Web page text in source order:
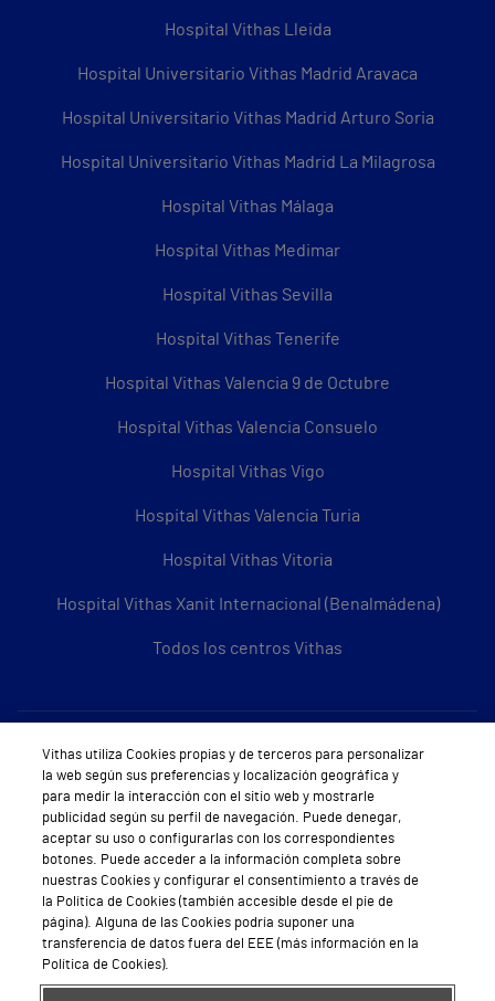
Hospital Vithas Lleida
Hospital Universitario Vithas Madrid Aravaca
Hospital Universitario Vithas Madrid Arturo Soria
Hospital Universitario Vithas Madrid La Milagrosa
Hospital Vithas Málaga
Hospital Vithas Medimar
Hospital Vithas Sevilla
Hospital Vithas Tenerife
Hospital Vithas Valencia 9 de Octubre
Hospital Vithas Valencia Consuelo
Hospital Vithas Vigo
Hospital Vithas Valencia Turia
Hospital Vithas Vitoria
Hospital Vithas Xanit Internacional (Benalmádena)
Todos los centros Vithas
Sobre Vithas
Quiénes somos
Trabajar en Vithas
Teléfono Cita Médica
Teléfono Atención al Cliente
Política de seguridad y salud en el trabajo
Vithas utiliza Cookies propias y de terceros para personalizar
la web según sus preferencias y localización geográfica y
para medir la interacción con el sitio web y mostrarle
publicidad según su perfil de navegación. Puede denegar,
aceptar su uso o configurarlas con los correspondientes
botones. Puede acceder a la información completa sobre
nuestras Cookies y configurar el consentimiento a través de
la Política de Cookies (también accesible desde el pie de
página). Alguna de las Cookies podría suponer una
transferencia de datos fuera del EEE (más información en la
Política de Cookies).